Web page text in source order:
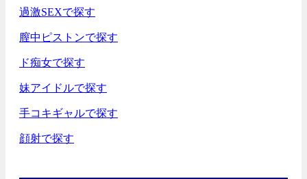
過激SEXで探す
膣中ピストンで探す
ド痴女で探す
妹アイドルで探す
手コキギャルで探す
顔射で探す